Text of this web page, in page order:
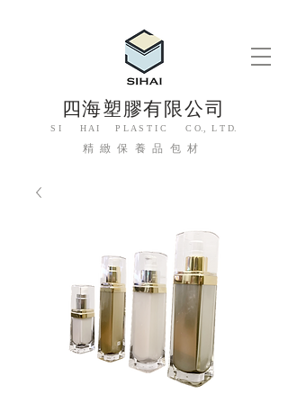
四海塑膠有限公司
S I H A I P L A S T I C C O., L T D.
精緻保養品包材